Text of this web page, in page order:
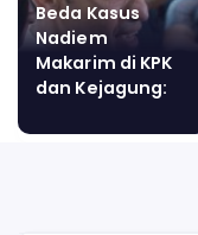
Beda Kasus
Nadiem
Makarim di KPK
dan Kejagung:
Cloud dan